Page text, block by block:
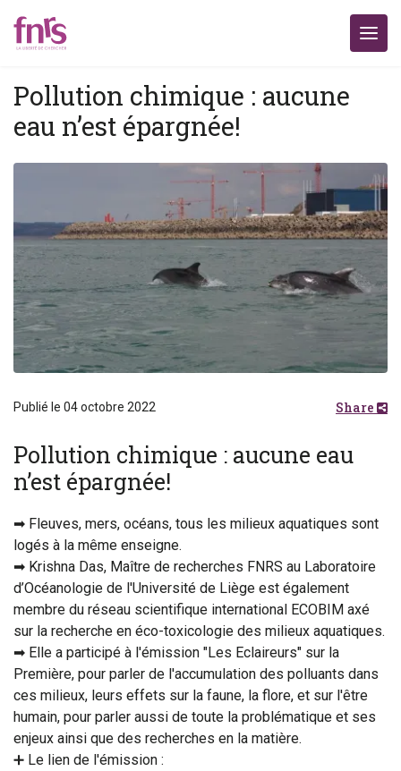
Pollution chimique : aucune
eau n’est épargnée!
Publié le 04 octobre 2022 Share
Pollution chimique : aucune eau
n’est épargnée!
➡ Fleuves, mers, océans, tous les milieux aquatiques sont
logés à la même enseigne.
➡ Krishna Das, Maître de recherches FNRS au Laboratoire
d’Océanologie de l'Université de Liège est également
membre du réseau scientifique international ECOBIM axé
sur la recherche en éco-toxicologie des milieux aquatiques.
➡ Elle a participé à l'émission "Les Eclaireurs" sur la
Première, pour parler de l'accumulation des polluants dans
ces milieux, leurs effets sur la faune, la flore, et sur l'être
humain, pour parler aussi de toute la problématique et ses
enjeux ainsi que des recherches en la matière.
➕ Le lien de l'émission :